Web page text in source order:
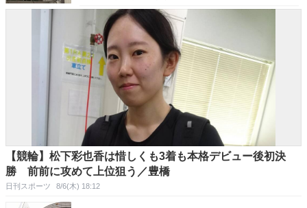
【競輪】松下彩也香は惜しくも3着も本格デビュー後初決
勝 前前に攻めて上位狙う／豊橋
日刊スポーツ 8/6(木) 18:12